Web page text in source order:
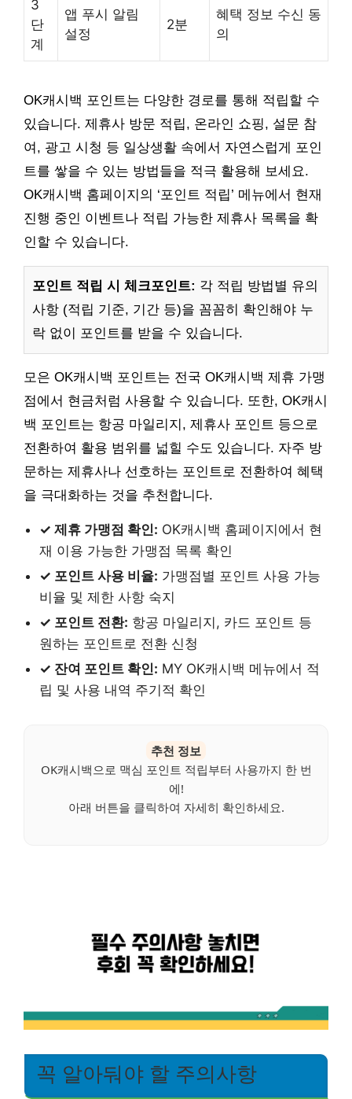
3
단
계
앱 푸시 알림
설정
2분
혜택 정보 수신 동
의
OK캐시백 포인트는 다양한 경로를 통해 적립할 수
있습니다. 제휴사 방문 적립, 온라인 쇼핑, 설문 참
여, 광고 시청 등 일상생활 속에서 자연스럽게 포인
트를 쌓을 수 있는 방법들을 적극 활용해 보세요.
OK캐시백 홈페이지의 ‘포인트 적립’ 메뉴에서 현재
진행 중인 이벤트나 적립 가능한 제휴사 목록을 확
인할 수 있습니다.
포인트 적립 시 체크포인트: 각 적립 방법별 유의
사항 (적립 기준, 기간 등)을 꼼꼼히 확인해야 누
락 없이 포인트를 받을 수 있습니다.
모은 OK캐시백 포인트는 전국 OK캐시백 제휴 가맹
점에서 현금처럼 사용할 수 있습니다. 또한, OK캐시
백 포인트는 항공 마일리지, 제휴사 포인트 등으로
전환하여 활용 범위를 넓힐 수도 있습니다. 자주 방
문하는 제휴사나 선호하는 포인트로 전환하여 혜택
을 극대화하는 것을 추천합니다.
✓ 제휴 가맹점 확인: OK캐시백 홈페이지에서 현
재 이용 가능한 가맹점 목록 확인
✓ 포인트 사용 비율: 가맹점별 포인트 사용 가능
비율 및 제한 사항 숙지
✓ 포인트 전환: 항공 마일리지, 카드 포인트 등
원하는 포인트로 전환 신청
✓ 잔여 포인트 확인: MY OK캐시백 메뉴에서 적
립 및 사용 내역 주기적 확인
추천 정보
OK캐시백으로 맥심 포인트 적립부터 사용까지 한 번
에!
아래 버튼을 클릭하여 자세히 확인하세요.
꼭 알아둬야 할 주의사항